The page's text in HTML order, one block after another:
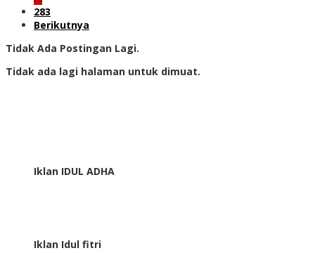
283
Berikutnya
Tidak Ada Postingan Lagi.
Tidak ada lagi halaman untuk dimuat.
Iklan IDUL ADHA
Iklan Idul fitri